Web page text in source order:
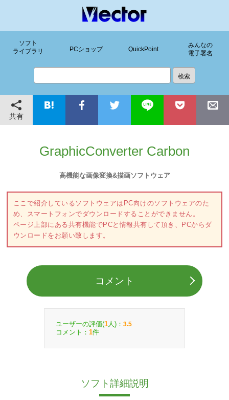
ソフト
ライブラリ
PCショップ QuickPoint
みんなの
電子署名
共有
GraphicConverter Carbon
高機能な画像変換&描画ソフトウェア
ここで紹介しているソフトウェアはPC向けのソフトウェアのた
め、スマートフォンでダウンロードすることができません。
ページ上部にある共有機能でPCと情報共有して頂き、PCからダ
ウンロードをお願い致します。
コメント
ユーザーの評価(1 人)： 3.5
コメント： 1件
ソフト詳細説明